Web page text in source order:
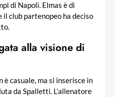
di Napoli. Elmas è di
il club partenopeo ha deciso
alla visione di
è casuale, ma si inserisce in
da Spalletti. L’allenatore